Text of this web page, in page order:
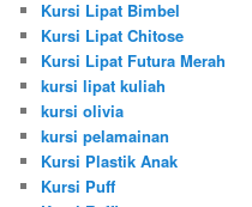
Kursi Lipat Bimbel
Kursi Lipat Chitose
Kursi Lipat Futura Merah
kursi lipat kuliah
kursi olivia
kursi pelamainan
Kursi Plastik Anak
Kursi Puff